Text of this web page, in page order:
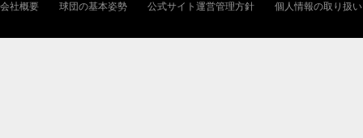
会社概要 球団の基本姿勢 公式サイト運営管理方針 個人情報の取り扱い